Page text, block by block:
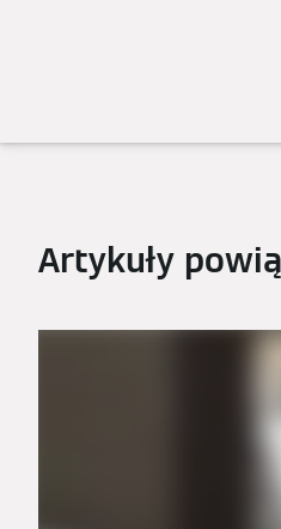
Artykuły